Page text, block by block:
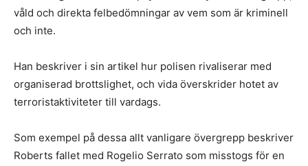
våld och direkta felbedömningar av vem som är kriminell
och inte.
Han beskriver i sin artikel hur polisen rivaliserar med
organiserad brottslighet, och vida överskrider hotet av
terroristaktiviteter till vardags.
Som exempel på dessa allt vanligare övergrepp beskriver
Roberts fallet med Rogelio Serrato som misstogs för en